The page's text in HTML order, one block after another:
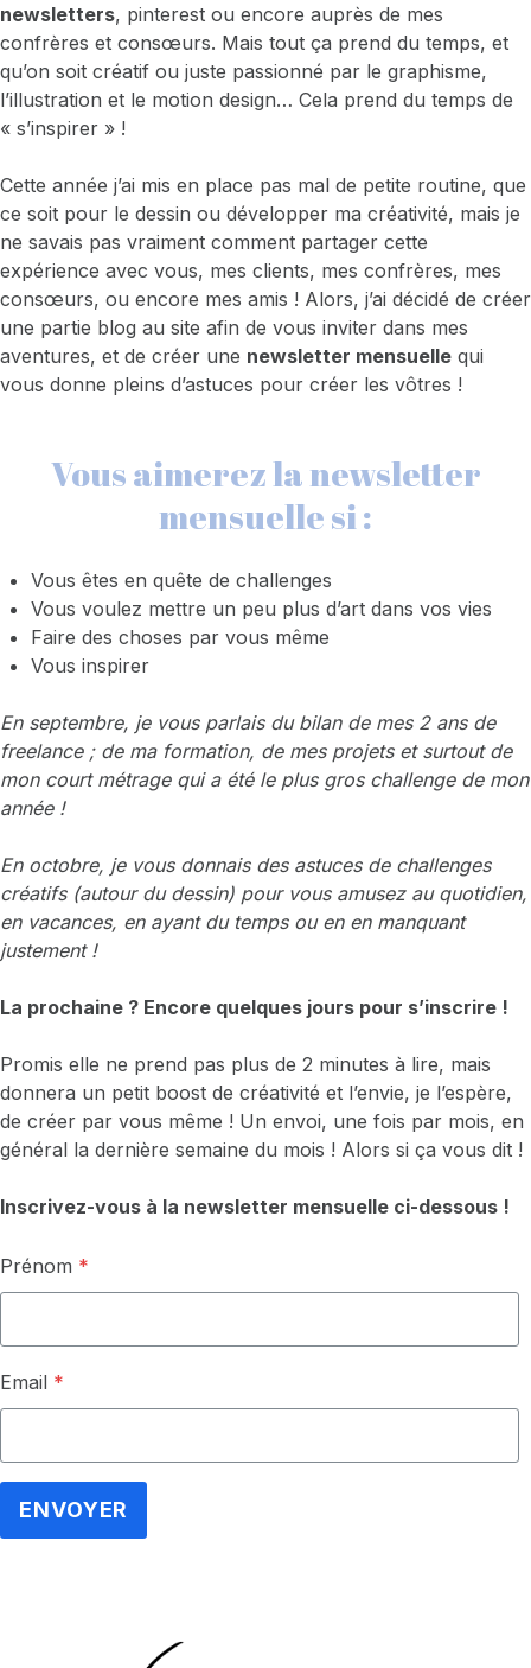
newsletters, pinterest ou encore auprès de mes
confrères et consœurs. Mais tout ça prend du temps, et
qu’on soit créatif ou juste passionné par le graphisme,
l’illustration et le motion design… Cela prend du temps de
« s’inspirer » !
Cette année j’ai mis en place pas mal de petite routine, que
ce soit pour le dessin ou développer ma créativité, mais je
ne savais pas vraiment comment partager cette
expérience avec vous, mes clients, mes confrères, mes
consœurs, ou encore mes amis ! Alors, j’ai décidé de créer
une partie blog au site afin de vous inviter dans mes
aventures, et de créer une newsletter mensuelle qui
vous donne pleins d’astuces pour créer les vôtres !
Vous aimerez la newsletter
mensuelle si :
Vous êtes en quête de challenges
Vous voulez mettre un peu plus d’art dans vos vies
Faire des choses par vous même
Vous inspirer
En septembre, je vous parlais du bilan de mes 2 ans de
freelance ; de ma formation, de mes projets et surtout de
mon court métrage qui a été le plus gros challenge de mon
année !
En octobre, je vous donnais des astuces de challenges
créatifs (autour du dessin) pour vous amusez au quotidien,
en vacances, en ayant du temps ou en en manquant
justement !
La prochaine ? Encore quelques jours pour s’inscrire !
Promis elle ne prend pas plus de 2 minutes à lire, mais
donnera un petit boost de créativité et l’envie, je l’espère,
de créer par vous même ! Un envoi, une fois par mois, en
général la dernière semaine du mois ! Alors si ça vous dit !
Inscrivez-vous à la newsletter mensuelle ci-dessous !
Prénom *
Email *
ENVOYER